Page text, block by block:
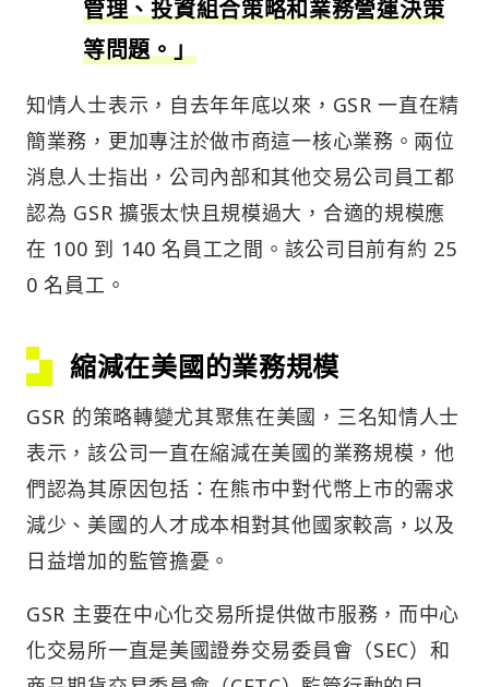
管理、投資組合策略和業務營運決策
等問題。」
知情人士表示，自去年年底以來，GSR 一直在精
簡業務，更加專注於做市商這一核心業務。兩位
消息人士指出，公司內部和其他交易公司員工都
認為 GSR 擴張太快且規模過大，合適的規模應
在 100 到 140 名員工之間。該公司目前有約 25
0 名員工。
縮減在美國的業務規模
GSR 的策略轉變尤其聚焦在美國，三名知情人士
表示，該公司一直在縮減在美國的業務規模，他
們認為其原因包括：在熊市中對代幣上市的需求
減少、美國的人才成本相對其他國家較高，以及
日益增加的監管擔憂。
GSR 主要在中心化交易所提供做市服務，而中心
化交易所一直是美國證券交易委員會（SEC）和